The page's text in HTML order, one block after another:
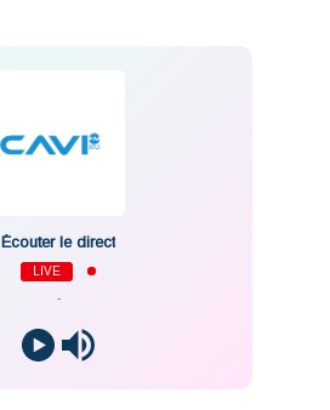
Écouter le direct
LIVE